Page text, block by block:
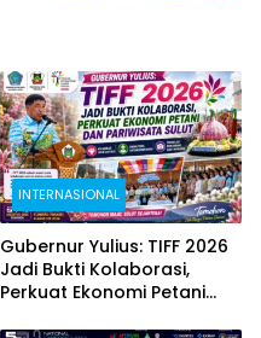
INTERNASIONAL
Gubernur Yulius: TIFF 2026
Jadi Bukti Kolaborasi,
Perkuat Ekonomi Petani